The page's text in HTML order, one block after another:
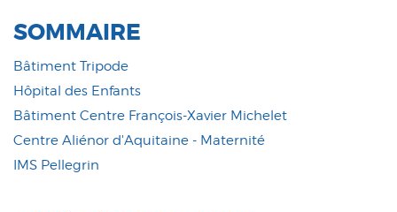
SOMMAIRE
Bâtiment Tripode
Hôpital des Enfants
Bâtiment Centre François-Xavier Michelet
Centre Aliénor d'Aquitaine - Maternité
IMS Pellegrin